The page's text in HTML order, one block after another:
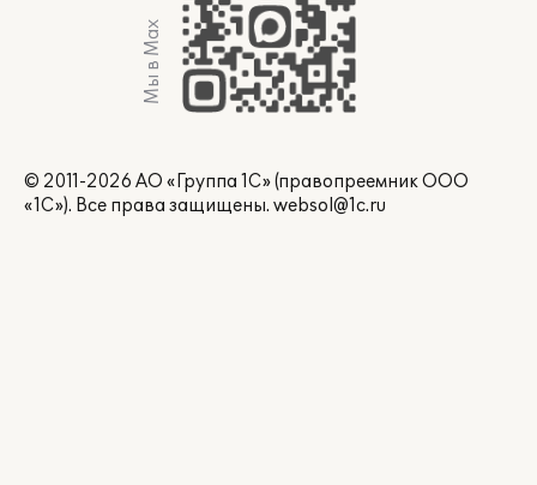
Мы в Max
© 2011-2026 АО «Группа 1С» (правопреемник ООО
«1С»). Все права защищены. websol@1c.ru